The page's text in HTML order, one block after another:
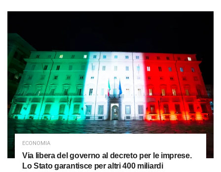
ECONOMIA
Via libera del governo al decreto per le imprese.
Lo Stato garantisce per altri 400 miliardi